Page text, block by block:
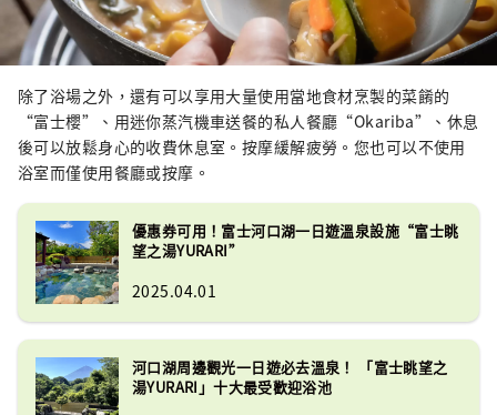
除了浴場之外，還有可以享用大量使用當地食材烹製的菜餚的
“富士櫻”、用迷你蒸汽機車送餐的私人餐廳“Okariba”、休息
後可以放鬆身心的收費休息室。按摩緩解疲勞。您也可以不使用
浴室而僅使用餐廳或按摩。
優惠券可用！富士河口湖一日遊溫泉設施“富士眺
望之湯YURARI”
2025.04.01
河口湖周邊觀光一日遊必去溫泉！ 「富士眺望之
湯YURARI」十大最受歡迎浴池